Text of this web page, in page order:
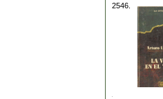
2546.